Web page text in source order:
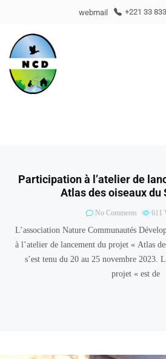
webmail +221 33
Participation à l’atelier de
Atlas des oiseaux du
No Comments 611
L’association Nature Communautés
à l’atelier de lancement du projet « Atlas
s’est tenu du 20 au 25 novembre 2023.
projet « est de